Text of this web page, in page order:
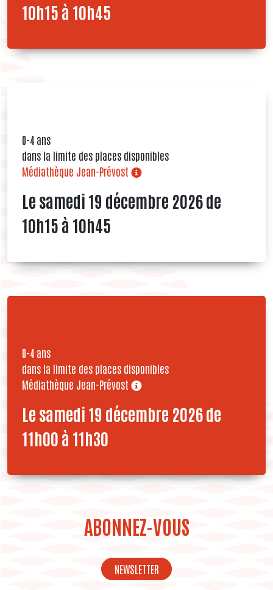
10h15 à 10h45
Le samedi 19 décembre 2026 de
10h15 à 10h45
0-4 ans
dans la limite des places disponibles
Médiathèque Jean-Prévost
Le samedi 19 décembre 2026 de
11h00 à 11h30
0-4 ans
dans la limite des places disponibles
Médiathèque Jean-Prévost
ABONNEZ-VOUS
NEWSLETTER